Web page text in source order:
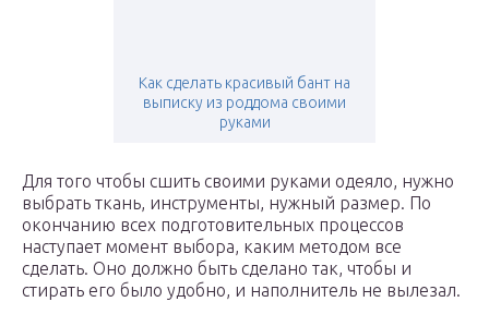
Как сделать красивый бант на
выписку из роддома своими
руками
Для того чтобы сшить своими руками одеяло, нужно
выбрать ткань, инструменты, нужный размер. По
окончанию всех подготовительных процессов
наступает момент выбора, каким методом все
сделать. Оно должно быть сделано так, чтобы и
стирать его было удобно, и наполнитель не вылезал.